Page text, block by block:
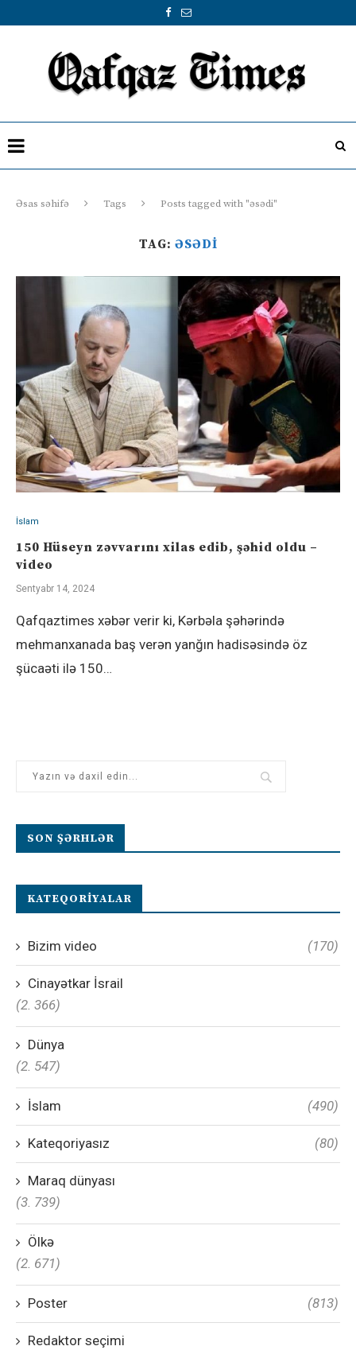
Əsas səhifə Tags Posts tagged with "əsədi"
TAG: ƏSƏDI
İslam
150 ​Hüseyn zəvvarını xilas edib, şəhid oldu –
video
Sentyabr 14, 2024
Qafqaztimes xəbər verir ki, Kərbəla şəhərində
mehmanxanada baş verən yanğın hadisəsində öz
şücaəti ilə 150…
SON ŞƏRHLƏR
KATEQORIYALAR
Bizim video (170)
Cinayətkar İsrail
(2. 366)
Dünya
(2. 547)
İslam (490)
Kateqoriyasız (80)
Maraq dünyası
(3. 739)
Ölkə
(2. 671)
Poster (813)
Redaktor seçimi